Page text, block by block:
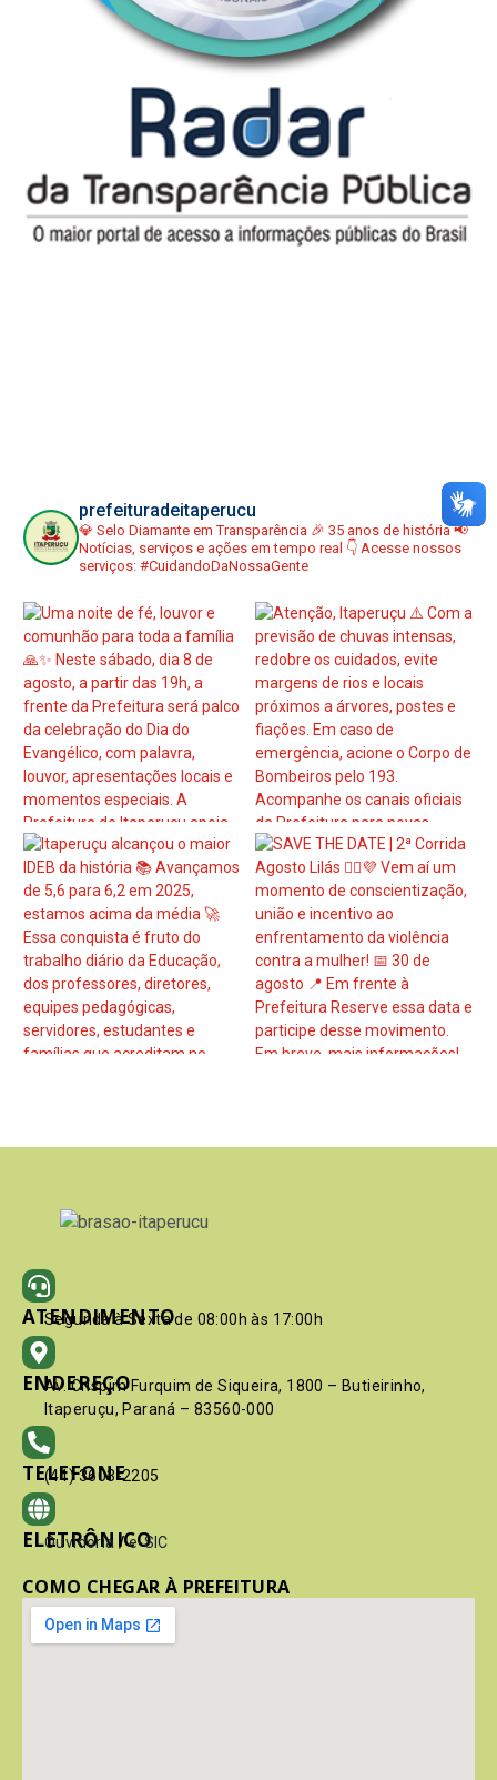
prefeituradeitaperucu
💎 Selo Diamante em Transparência 🎉 35 anos de história📢
Notícias, serviços e ações em tempo real 👇 Acesse nossos
serviços: #CuidandoDaNossaGente
ATENDIMENTO
Segunda à Sexta de 08:00h às 17:00h
ENDEREÇO
Av. Crispim Furquim de Siqueira, 1800 – Butieirinho,
Itaperuçu, Paraná – 83560-000
TELEFONE
(41) 3603-2205
ELETRÔNICO
Ouvidoria / e-SIC
COMO CHEGAR À PREFEITURA